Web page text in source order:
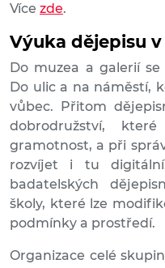
Více zde.
Výuka dějepisu
Do muzea a galerií
Do ulic a na náměstí,
vůbec. Přitom
dobrodružství,
gramotnost, a při
rozvíjet i tu
badatelských
školy, které lze
podmínky a prostředí.
Organizace celé